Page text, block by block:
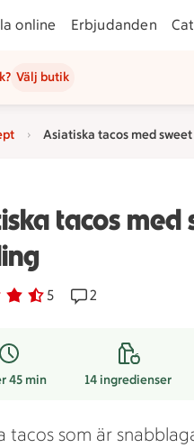
online Erbjudanden
Välj butik
Asiatiska tacos med
tacos med
5. 5
har röstatReceptet har 2
2
45 min 14ingredienser
tacos som är